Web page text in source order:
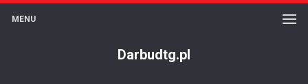
Darbudtg.pl
MENU